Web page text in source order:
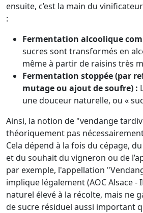
ensuite, c’est la main du
:
Fermentation alcoolique
sucres sont transformés en
même à partir de raisins très
Fermentation stoppée (par
mutage ou ajout de soufre) :
une douceur naturelle, ou «
Ainsi, la notion de "vendange
théoriquement pas
Cela dépend à la fois du cépage,
et du souhait du vigneron ou de
par exemple, l'appellation
implique légalement (AOC Alsace -
naturel élevé à la récolte, mais ne
de sucre résiduel aussi important